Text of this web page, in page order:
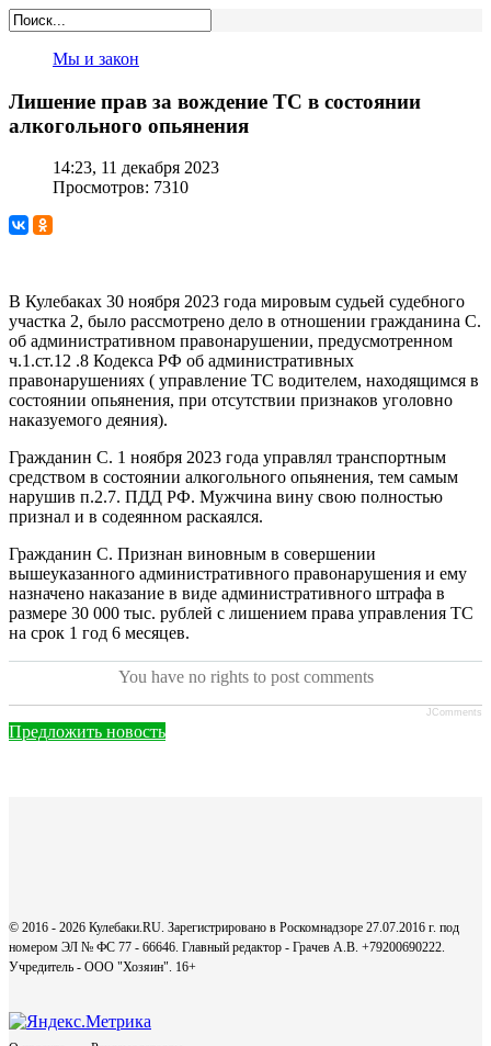
Мы и закон
Лишение прав за вождение ТС в состоянии
алкогольного опьянения
14:23, 11 декабря 2023
Просмотров: 7310
В Кулебаках 30 ноября 2023 года мировым судьей судебного
участка 2, было рассмотрено дело в отношении гражданина С.
об административном правонарушении, предусмотренном
ч.1.ст.12 .8 Кодекса РФ об административных
правонарушениях ( управление ТС водителем, находящимся в
состоянии опьянения, при отсутствии признаков уголовно
наказуемого деяния).
Гражданин С. 1 ноября 2023 года управлял транспортным
средством в состоянии алкогольного опьянения, тем самым
нарушив п.2.7. ПДД РФ. Мужчина вину свою полностью
признал и в содеянном раскаялся.
Гражданин С. Признан виновным в совершении
вышеуказанного административного правонарушения и ему
назначено наказание в виде административного штрафа в
размере 30 000 тыс. рублей с лишением права управления ТС
на срок 1 год 6 месяцев.
You have no rights to post comments
JComments
Предложить новость
© 2016 - 2026 Кулебаки.RU. Зарегистрировано в Роскомнадзоре 27.07.2016 г. под
номером ЭЛ № ФС 77 - 66646. Главный редактор - Грачев А.В. +79200690222.
Учредитель - ООО "Хозяин". 16+